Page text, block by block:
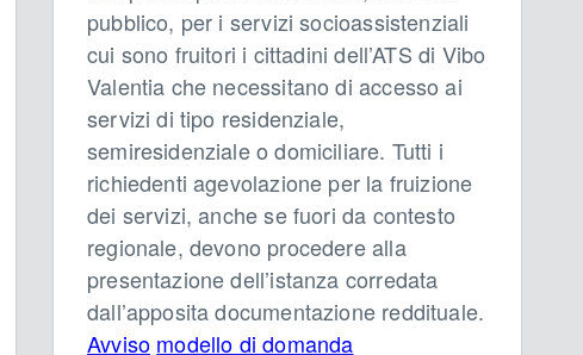
pubblico, per i servizi socioassistenziali
cui sono fruitori i cittadini dell’ATS di Vibo
Valentia che necessitano di accesso ai
servizi di tipo residenziale,
semiresidenziale o domiciliare. Tutti i
richiedenti agevolazione per la fruizione
dei servizi, anche se fuori da contesto
regionale, devono procedere alla
presentazione dell’istanza corredata
dall’apposita documentazione reddituale.
Avviso modello di domanda